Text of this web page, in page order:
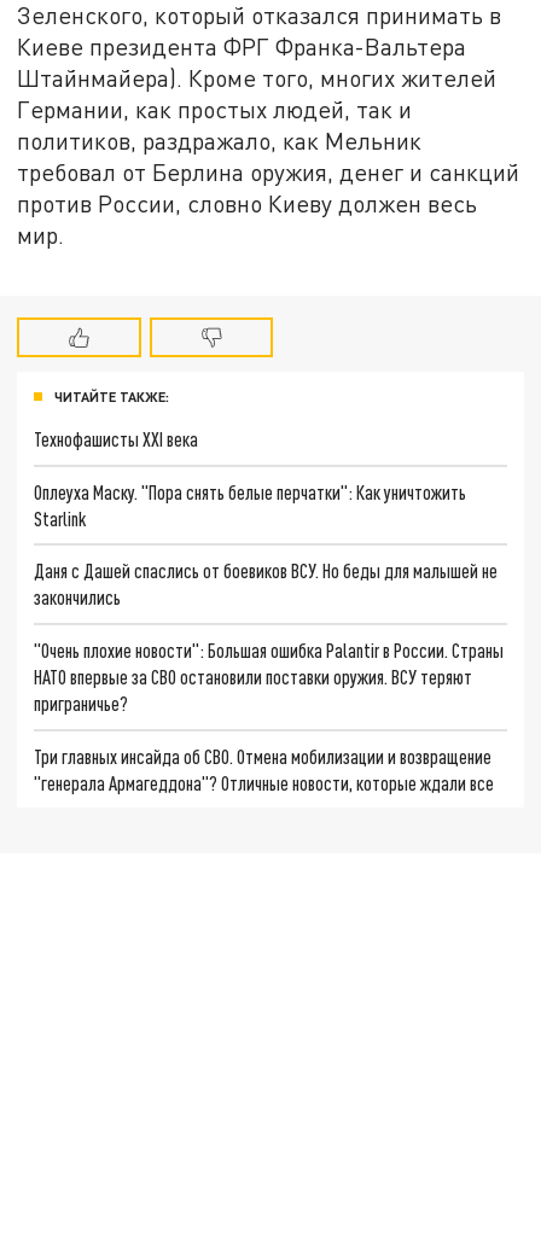
Зеленского, который отказался принимать в
Киеве президента ФРГ Франка-Вальтера
Штайнмайера). Кроме того, многих жителей
Германии, как простых людей, так и
политиков, раздражало, как Мельник
требовал от Берлина оружия, денег и санкций
против России, словно Киеву должен весь
мир.
ЧИТАЙТЕ ТАКЖЕ:
Технофашисты XXI века
Оплеуха Маску. "Пора снять белые перчатки": Как уничтожить
Starlink
Даня с Дашей спаслись от боевиков ВСУ. Но беды для малышей не
закончились
"Очень плохие новости": Большая ошибка Palantir в России. Страны
НАТО впервые за СВО остановили поставки оружия. ВСУ теряют
приграничье?
Три главных инсайда об СВО. Отмена мобилизации и возвращение
"генерала Армагеддона"? Отличные новости, которые ждали все